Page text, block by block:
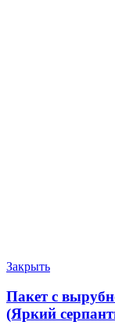
Закрыть
Пакет с
(Яркий